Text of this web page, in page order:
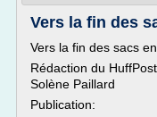
Vers la fin des
Vers la fin des sacs
Rédaction du
Solène Paillard
Publication: